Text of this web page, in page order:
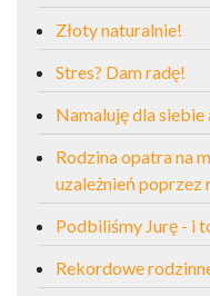
Złoty naturalnie!
Stres? Dam radę!
Namaluję dla siebie
Rodzina opatra na
uzależnień
Podbiliśmy Jurę - i
Rekordowe